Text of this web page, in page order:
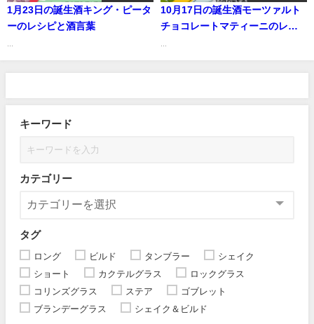
1月23日の誕生酒キング・ピータ
ーのレシピと酒言葉
10月17日の誕生酒モーツァルト
チョコレートマティーニのレシ
キーワード
カテゴリー
タグ
ロング ビルド タンブラー
シェイク
ショート
カクテルグラス
ロックグラス
コリンズグラス
ステア
ゴブレット
ブランデーグラス
シェイク＆ビルド